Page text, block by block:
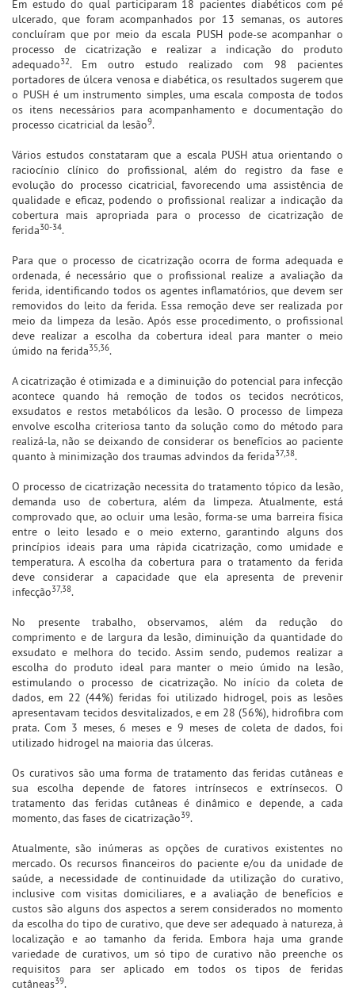
Em estudo do qual participaram 18 pacientes diabéticos com pé
ulcerado, que foram acompanhados por 13 semanas, os autores
concluíram que por meio da escala PUSH pode-se acompanhar o
processo de cicatrização e realizar a indicação do produto
adequado32. Em outro estudo realizado com 98 pacientes
portadores de úlcera venosa e diabética, os resultados sugerem que
o PUSH é um instrumento simples, uma escala composta de todos
os itens necessários para acompanhamento e documentação do
processo cicatricial da lesão9.
Vários estudos constataram que a escala PUSH atua orientando o
raciocínio clínico do profissional, além do registro da fase e
evolução do processo cicatricial, favorecendo uma assistência de
qualidade e eficaz, podendo o profissional realizar a indicação da
cobertura mais apropriada para o processo de cicatrização de
ferida30-34.
Para que o processo de cicatrização ocorra de forma adequada e
ordenada, é necessário que o profissional realize a avaliação da
ferida, identificando todos os agentes inflamatórios, que devem ser
removidos do leito da ferida. Essa remoção deve ser realizada por
meio da limpeza da lesão. Após esse procedimento, o profissional
deve realizar a escolha da cobertura ideal para manter o meio
úmido na ferida35,36.
A cicatrização é otimizada e a diminuição do potencial para infecção
acontece quando há remoção de todos os tecidos necróticos,
exsudatos e restos metabólicos da lesão. O processo de limpeza
envolve escolha criteriosa tanto da solução como do método para
realizá-la, não se deixando de considerar os benefícios ao paciente
quanto à minimização dos traumas advindos da ferida37,38.
O processo de cicatrização necessita do tratamento tópico da lesão,
demanda uso de cobertura, além da limpeza. Atualmente, está
comprovado que, ao ocluir uma lesão, forma-se uma barreira física
entre o leito lesado e o meio externo, garantindo alguns dos
princípios ideais para uma rápida cicatrização, como umidade e
temperatura. A escolha da cobertura para o tratamento da ferida
deve considerar a capacidade que ela apresenta de prevenir
infecção37,38.
No presente trabalho, observamos, além da redução do
comprimento e de largura da lesão, diminuição da quantidade do
exsudato e melhora do tecido. Assim sendo, pudemos realizar a
escolha do produto ideal para manter o meio úmido na lesão,
estimulando o processo de cicatrização. No início da coleta de
dados, em 22 (44%) feridas foi utilizado hidrogel, pois as lesões
apresentavam tecidos desvitalizados, e em 28 (56%), hidrofibra com
prata. Com 3 meses, 6 meses e 9 meses de coleta de dados, foi
utilizado hidrogel na maioria das úlceras.
Os curativos são uma forma de tratamento das feridas cutâneas e
sua escolha depende de fatores intrínsecos e extrínsecos. O
tratamento das feridas cutâneas é dinâmico e depende, a cada
momento, das fases de cicatrização39.
Atualmente, são inúmeras as opções de curativos existentes no
mercado. Os recursos financeiros do paciente e/ou da unidade de
saúde, a necessidade de continuidade da utilização do curativo,
inclusive com visitas domiciliares, e a avaliação de benefícios e
custos são alguns dos aspectos a serem considerados no momento
da escolha do tipo de curativo, que deve ser adequado à natureza, à
localização e ao tamanho da ferida. Embora haja uma grande
variedade de curativos, um só tipo de curativo não preenche os
requisitos para ser aplicado em todos os tipos de feridas
cutâneas39.